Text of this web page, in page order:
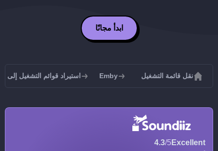
ابدأ مجانًا
نقل قائمة التشغيل Emby استيراد قوائم التشغيل إلى Emby
Excellent
4.3/5